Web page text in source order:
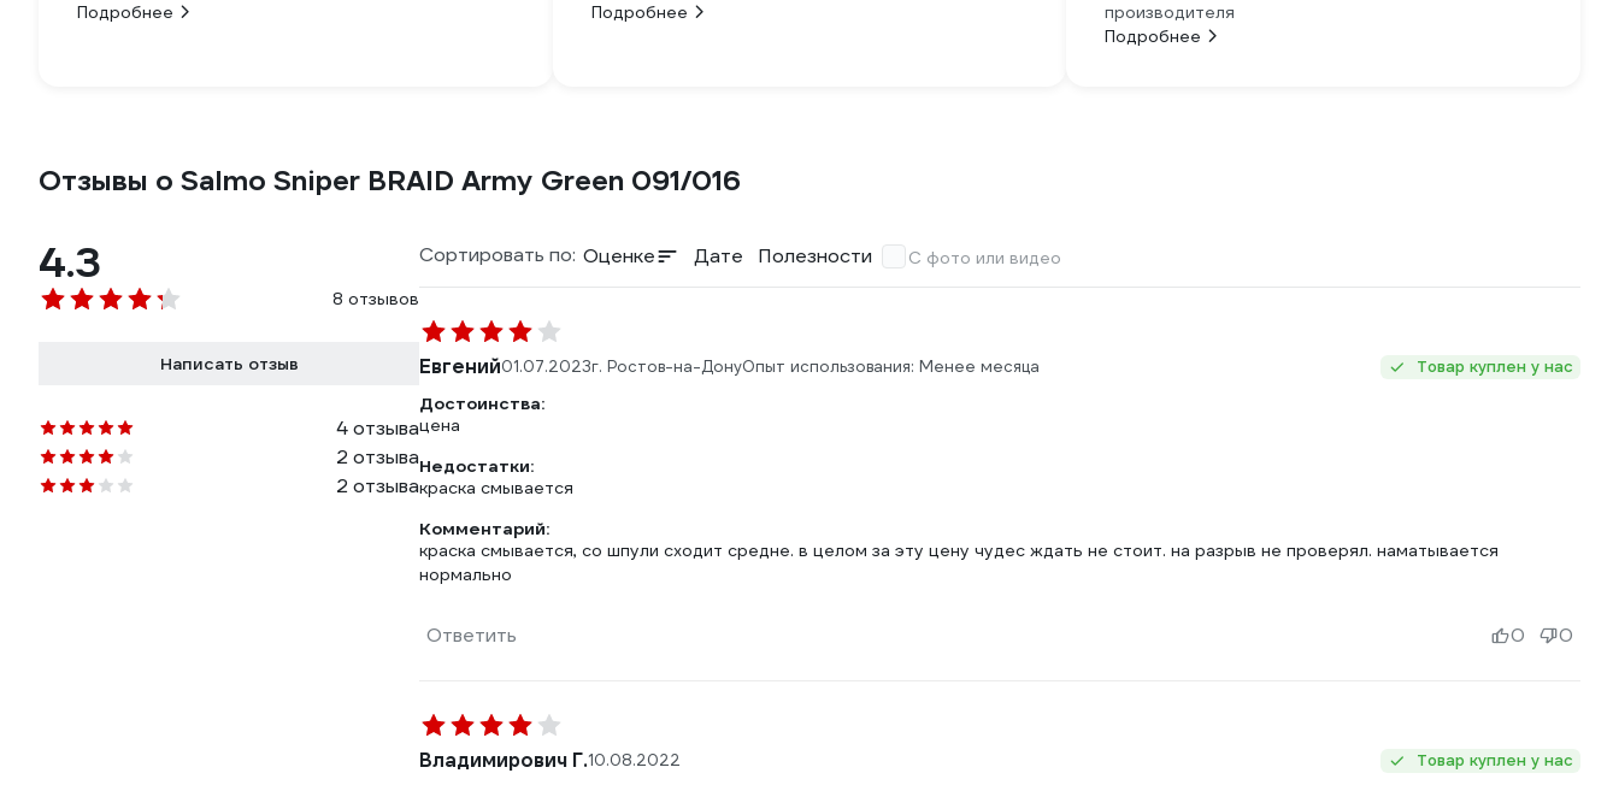
Подробнее
Подробнее
производителя
Подробнее
Отзывы о Salmo Sniper BRAID Army Green 091/016
4.3
8 отзывов
Написать отзыв
4 отзыва
2 отзыва
2 отзыва
Сортировать по: Оценке Дате Полезности С фото или видео
Евгений01.07.2023г. Ростов-на-ДонуОпыт использования: Менее месяца Товар куплен у нас
Достоинства:
цена
Недостатки:
краска смывается
Комментарий:
краска смывается, со шпули сходит средне. в целом за эту цену чудес ждать не стоит. на разрыв не проверял. наматывается
нормально
Ответить 0 0
Владимирович Г.10.08.2022 Товар куплен у нас